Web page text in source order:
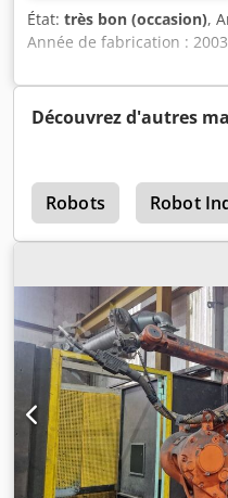
État: très bon (occasion),
Année de fabrication :
IRC4 M2000 Capacité de
Iiboftok Deux tables de
Découvrez d'autres
Robots Robot